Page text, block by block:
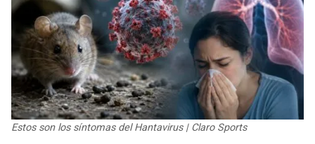
TEXANS
COLTS
JAGUARS
TITANS
HEAT
MAGIC
WIZARDS
WARRIORS
Estos son los síntomas del Hantavirus | Claro Sports